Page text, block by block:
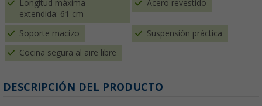
Longitud máxima
extendida: 61 cm
Acero revestido
Soporte macizo Suspensión práctica
Cocina segura al aire libre
DESCRIPCIÓN DEL PRODUCTO